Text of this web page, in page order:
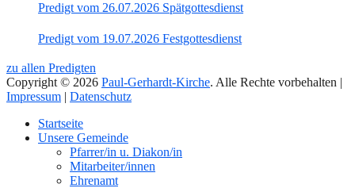
Predigt vom 26.07.2026 Spätgottesdienst
Predigt vom 19.07.2026 Festgottesdienst
zu allen Predigten
Copyright © 2026 Paul-Gerhardt-Kirche. Alle Rechte vorbehalten |
Impressum | Datenschutz
oben
Startseite
Unsere Gemeinde
Pfarrer/in u. Diakon/in
Mitarbeiter/innen
Ehrenamt